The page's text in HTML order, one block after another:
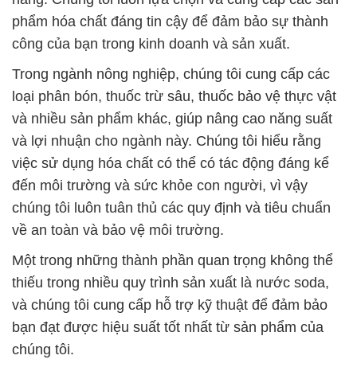
phẩm hóa chất đáng tin cậy để đảm bảo sự thành
công của bạn trong kinh doanh và sản xuất.
Trong ngành nông nghiệp, chúng tôi cung cấp các
loại phân bón, thuốc trừ sâu, thuốc bảo vệ thực vật
và nhiều sản phẩm khác, giúp nâng cao năng suất
và lợi nhuận cho ngành này. Chúng tôi hiểu rằng
việc sử dụng hóa chất có thể có tác động đáng kể
đến môi trường và sức khỏe con người, vì vậy
chúng tôi luôn tuân thủ các quy định và tiêu chuẩn
về an toàn và bảo vệ môi trường.
Một trong những thành phần quan trọng không thể
thiếu trong nhiều quy trình sản xuất là nước soda,
và chúng tôi cung cấp hỗ trợ kỹ thuật để đảm bảo
bạn đạt được hiệu suất tốt nhất từ sản phẩm của
chúng tôi.